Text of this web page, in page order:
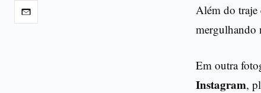
Além do traje
mergulhando
Em outra
Instagram,